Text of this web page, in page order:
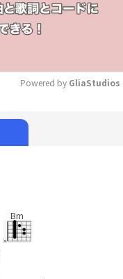
Powered by GliaStudios
Bm